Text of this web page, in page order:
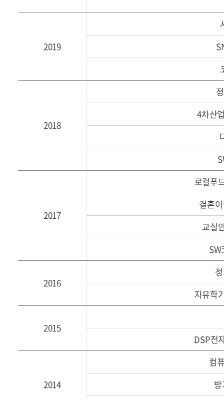
2019
2018
4차산
2017
로컬푸
결혼
교실
2016
자유학
2015
DSP전
2014
컴